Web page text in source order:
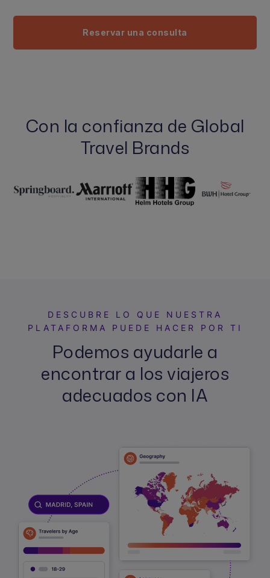
Reservar una consulta
Con la confianza de Global
Travel Brands
DESCUBRE LO QUE NUESTRA
PLATAFORMA PUEDE HACER POR TI
Podemos ayudarle a
encontrar a los viajeros
adecuados con IA